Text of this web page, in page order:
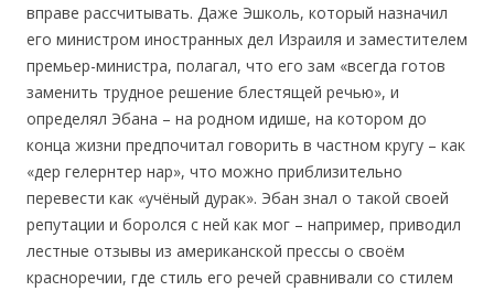
вправе рассчитывать. Даже Эшколь, который назначил
его министром иностранных дел Израиля и заместителем
премьер-министра, полагал, что его зам «всегда готов
заменить трудное решение блестящей речью», и
определял Эбана – на родном идишe, на котором до
конца жизни предпочитал говорить в частном кругу – как
«дер гелернтер нар», что можно приблизительно
перевести как «учёный дурак». Эбан знал о такой своей
репутации и боролся с ней как мог – например, приводил
лестные отзывы из американской прессы о своём
красноречии, где стиль его речей сравнивали со стилем